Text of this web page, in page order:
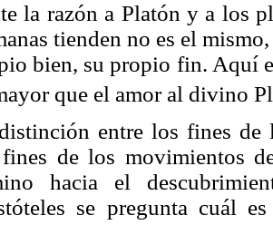
la razón a Platón y a los
tienden no es el
bien, su propio fin. Aquí
que el amor al divino
entre los fines de
de los movimientos
hacia el
se pregunta cuál